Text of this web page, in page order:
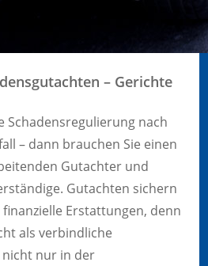
– Gerichte
Schadensregulierung nach
– dann brauchen Sie einen
Gutachter und
Gutachten sichern
Erstattungen, denn
als verbindliche
nicht nur in der